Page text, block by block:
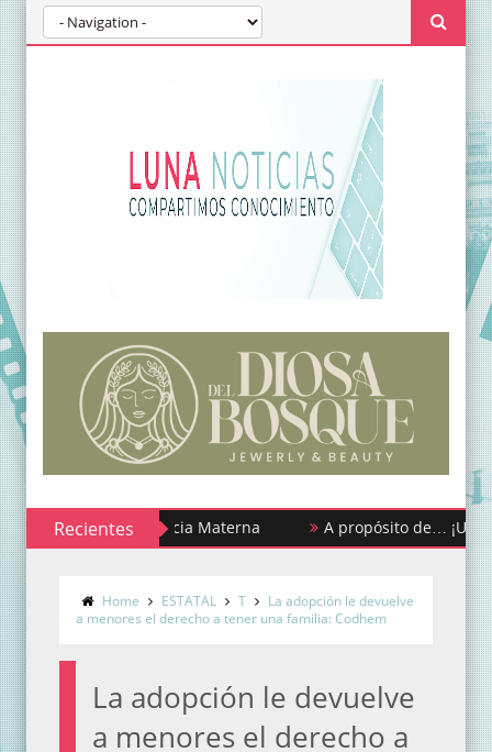
Recientes
de la Lactancia Materna A propósito de… ¡Urgencias y
Home ESTATAL T
La adopción le devuelve
a menores el derecho a tener una familia: Codhem
La adopción le devuelve
a menores el derecho a